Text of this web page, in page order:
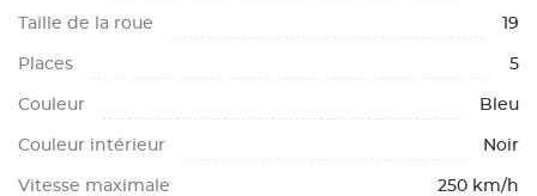
Taille de la roue 19
Places 5
Couleur Bleu
Couleur intérieur Noir
Vitesse maximale 250 km/h